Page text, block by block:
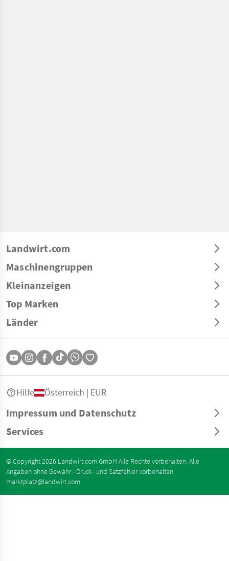
Landwirt.com
Maschinengruppen
Kleinanzeigen
Top Marken
Länder
Impressum und Datenschutz
Services
Hilfe Österreich | EUR
© Copyright 2026 Landwirt.com GmbH Alle Rechte vorbehalten. Alle
Angaben ohne Gewähr - Druck- und Satzfehler vorbehalten.
marktplatz@landwirt.com